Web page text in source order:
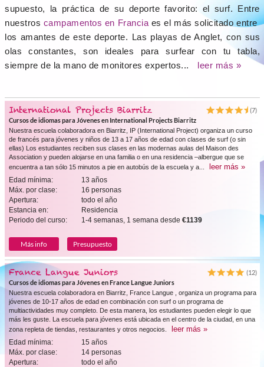
supuesto, la práctica de su deporte favorito: el surf. Entre
nuestros campamentos en Francia es el más solicitado entre
los amantes de este deporte. Las playas de Anglet, con sus
olas constantes, son ideales para surfear con tu tabla,
siempre de la mano de monitores expertos...
leer más »
International Projects Biarritz
(7)
Cursos de idiomas para Jóvenes en International Projects Biarritz
Nuestra escuela colaboradora en Biarritz, IP (International Project) organiza un curso
de francés para jóvenes y niños de 13 a 17 años de edad con clases de surf (o sin
ellas) Los estudiantes reciben sus clases en las modernas aulas del Maison des
Association y pueden alojarse en una familia o en una residencia –albergue que se
encuentra a tan sólo 15 minutos a pie en autobús de la escuela y a...
leer más »
Edad mínima:
13 años
Máx. por clase:
16 personas
Apertura:
todo el año
Estancia en:
Residencia
Periodo del curso:
1-4 semanas, 1 semana desde €1139
Más info Presupuesto
France Langue Juniors
(12)
Cursos de idiomas para Jóvenes en France Langue Juniors
Nuestra escuela colaboradora en Biarritz, France Langue , organiza un programa para
jóvenes de 10-17 años de edad en combinación con surf o un programa de
multiactividades muy completo. De esta manera, los estudiantes pueden elegir lo que
más les guste. La escuela para jóvenes está ubicada en el centro de la ciudad, en una
zona repleta de tiendas, restaurantes y otros negocios.
leer más »
Edad mínima:
15 años
Máx. por clase:
14 personas
Apertura:
todo el año